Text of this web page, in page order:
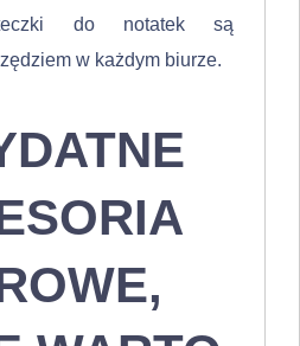
do notatek są
w każdym biurze.